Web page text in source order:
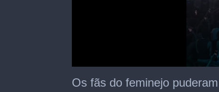
seconds
of
Os fãs do feminejo